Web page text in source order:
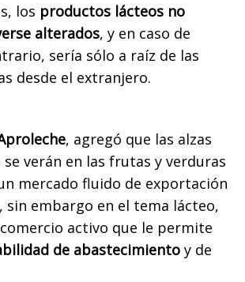
los productos lácteos no
alterados, y en caso de
sería sólo a raíz de las
desde el extranjero.
, agregó que las alzas
se verán en las frutas y verduras
mercado fluido de exportación
embargo en el tema lácteo,
activo que le permite
de abastecimiento y de